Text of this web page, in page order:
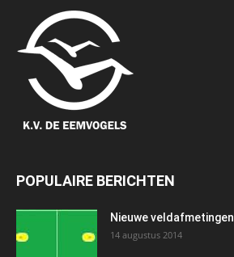
POPULAIRE BERICHTEN
Nieuwe veldafmetingen
14 augustus 2014